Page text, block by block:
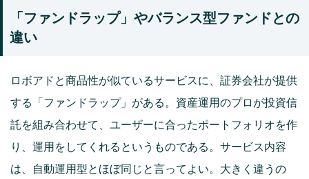
「ファンドラップ」やバランス型ファンドとの
違い
ロボアドと商品性が似ているサービスに、証券会社が提供
する「ファンドラップ」がある。資産運用のプロが投資信
託を組み合わせて、ユーザーに合ったポートフォリオを作
り、運用をしてくれるというものである。サービス内容
は、自動運用型とほぼ同じと言ってよい。大きく違うの